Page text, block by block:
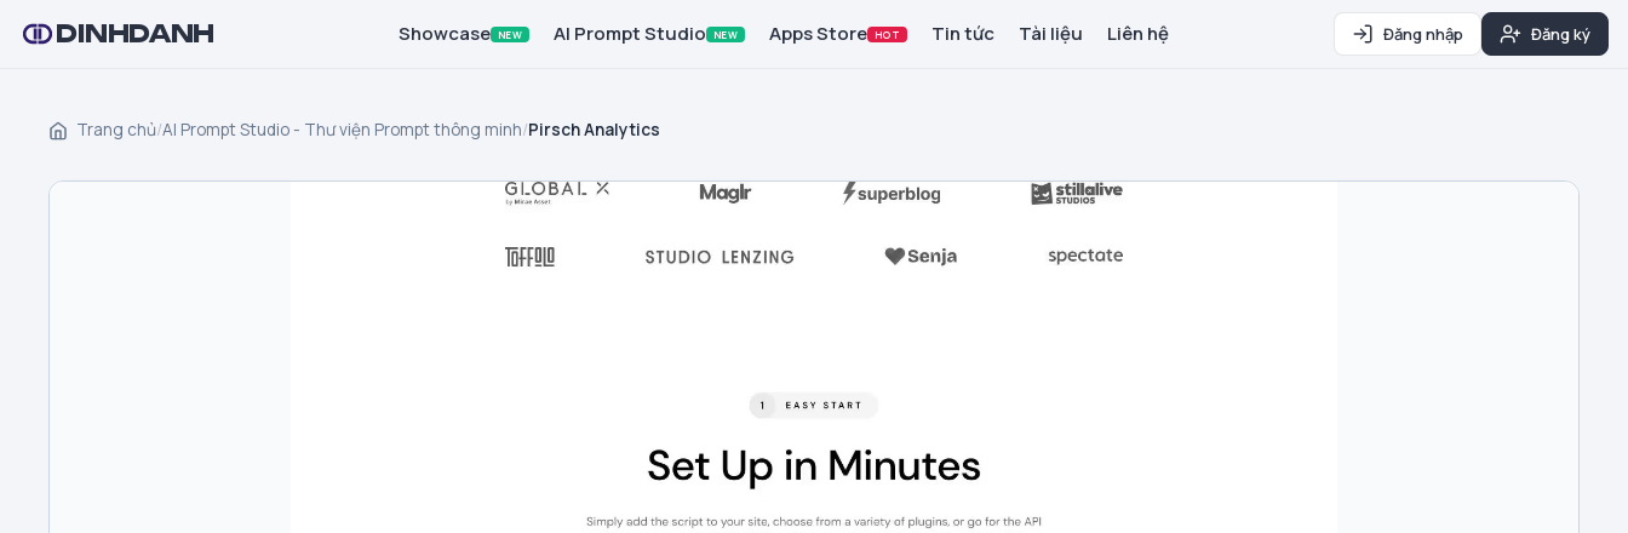
DINHDANH Showcase NEW AI Prompt Studio NEW Apps Store HOT Tin tức Tài liệu Liên hệ Đăng nhập Đăng ký
Trang chủ/AI Prompt Studio - Thư viện Prompt thông minh/Pirsch Analytics